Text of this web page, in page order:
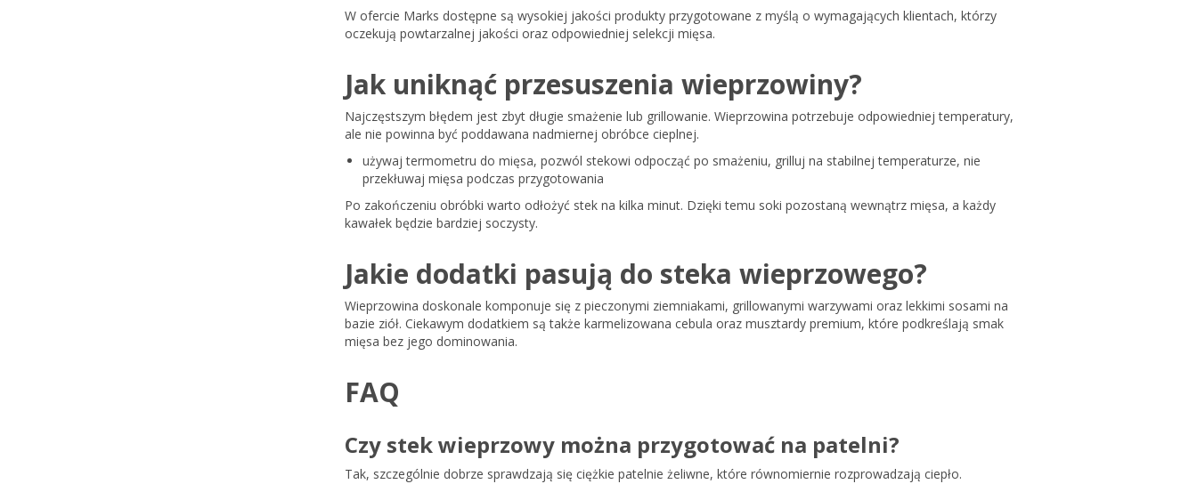
W ofercie Marks dostępne są wysokiej jakości produkty przygotowane z myślą o wymagających klientach, którzy
oczekują powtarzalnej jakości oraz odpowiedniej selekcji mięsa.
Jak uniknąć przesuszenia wieprzowiny?
Najczęstszym błędem jest zbyt długie smażenie lub grillowanie. Wieprzowina potrzebuje odpowiedniej temperatury,
ale nie powinna być poddawana nadmiernej obróbce cieplnej.
używaj termometru do mięsa, pozwól stekowi odpocząć po smażeniu, grilluj na stabilnej temperaturze, nie
przekłuwaj mięsa podczas przygotowania
Po zakończeniu obróbki warto odłożyć stek na kilka minut. Dzięki temu soki pozostaną wewnątrz mięsa, a każdy
kawałek będzie bardziej soczysty.
Jakie dodatki pasują do steka wieprzowego?
Wieprzowina doskonale komponuje się z pieczonymi ziemniakami, grillowanymi warzywami oraz lekkimi sosami na
bazie ziół. Ciekawym dodatkiem są także karmelizowana cebula oraz musztardy premium, które podkreślają smak
mięsa bez jego dominowania.
FAQ
Czy stek wieprzowy można przygotować na patelni?
Tak, szczególnie dobrze sprawdzają się ciężkie patelnie żeliwne, które równomiernie rozprowadzają ciepło.